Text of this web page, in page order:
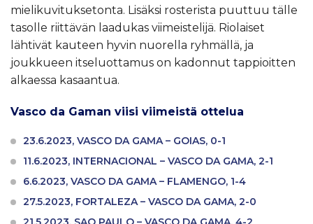
mielikuvituksetonta. Lisäksi rosterista puuttuu tälle
tasolle riittävän laadukas viimeistelijä. Riolaiset
lähtivät kauteen hyvin nuorella ryhmällä, ja
joukkueen itseluottamus on kadonnut tappioitten
alkaessa kasaantua.
Vasco da Gaman viisi viimeistä ottelua
23.6.2023, VASCO DA GAMA – GOIAS, 0-1
11.6.2023, INTERNACIONAL – VASCO DA GAMA, 2-1
6.6.2023, VASCO DA GAMA – FLAMENGO, 1-4
27.5.2023, FORTALEZA – VASCO DA GAMA, 2-0